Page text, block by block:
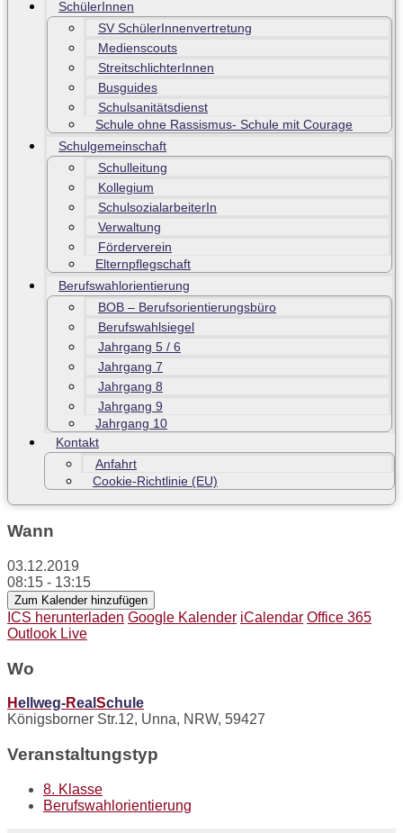
SchülerInnen
SV SchülerInnenvertretung
Medienscouts
StreitschlichterInnen
Busguides
Schulsanitätsdienst
Schule ohne Rassismus- Schule mit Courage
Schulgemeinschaft
Schulleitung
Kollegium
SchulsozialarbeiterIn
Verwaltung
Förderverein
Elternpflegschaft
Berufswahlorientierung
BOB – Berufsorientierungsbüro
Berufswahlsiegel
Jahrgang 5 / 6
Jahrgang 7
Jahrgang 8
Jahrgang 9
Jahrgang 10
Kontakt
Anfahrt
Cookie-Richtlinie (EU)
Wann
03.12.2019
08:15 - 13:15
Zum Kalender hinzufügen
ICS herunterladen Google Kalender iCalendar Office 365
Outlook Live
Wo
Hellweg-Real Schule
Königsborner Str.12, Unna, NRW, 59427
Veranstaltungstyp
8. Klasse
Berufswahlorientierung